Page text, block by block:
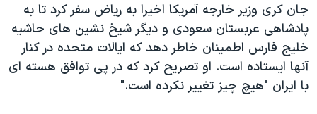
تریبونال مردمی آبان ۹۸
دادگاه حمید نوری
چهل سال گروگان‌گیری
قانون شفافیت دارائی کادر رهبری ایران
جان کری وزیر خارجه آمریکا اخیرا به ریاض سفر کرد تا به
پادشاهی عربستان سعودی و دیگر شیخ نشین های حاشیه
خلیج فارس اطمینان خاطر دهد که ایالات متحده در کنار
آنها ایستاده است. او تصریح کرد که در پی توافق هسته ای
با ایران "هیچ چیز تغییر نکرده است."